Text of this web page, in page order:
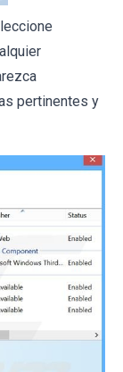
pertinentes y